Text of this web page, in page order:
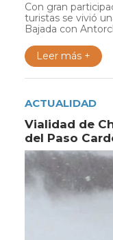
Con gran
turistas se vivió
Bajada con
Leer más +
ACTUALIDAD
Vialidad de
del Paso